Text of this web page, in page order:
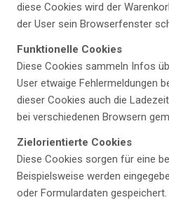
diese Cookies wird der
der User sein Browserfenster
Funktionelle Cookies
Diese Cookies sammeln Infos
User etwaige Fehlermeldungen
dieser Cookies auch die
bei verschiedenen Browsern
Zielorientierte Cookies
Diese Cookies sorgen für eine
Beispielsweise werden
oder Formulardaten gespeichert.